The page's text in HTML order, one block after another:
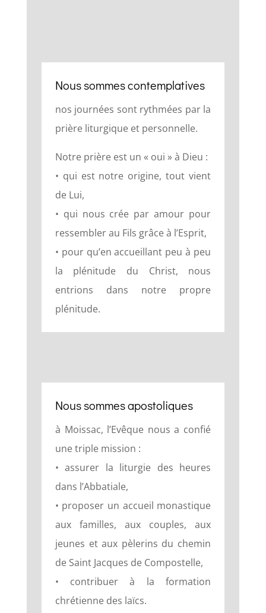
Nous sommes contemplatives
nos journées sont rythmées par la
prière liturgique et personnelle.
Notre prière est un « oui » à Dieu :
• qui est notre origine, tout vient
de Lui,
• qui nous crée par amour pour
ressembler au Fils grâce à l’Esprit,
• pour qu’en accueillant peu à peu
la plénitude du Christ, nous
entrions dans notre propre
plénitude.
Nous sommes apostoliques
à Moissac, l’Evêque nous a confié
une triple mission :
• assurer la liturgie des heures
dans l’Abbatiale,
• proposer un accueil monastique
aux familles, aux couples, aux
jeunes et aux pèlerins du chemin
de Saint Jacques de Compostelle,
• contribuer à la formation
chrétienne des laïcs.